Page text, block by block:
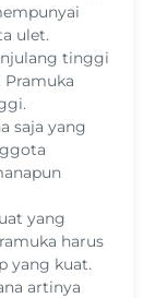
ulet.
tinggi
saja yang
yang
harus
yang kuat.
artinya